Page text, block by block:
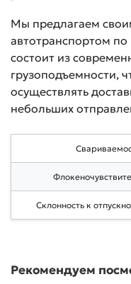
Мы предлагаем
автотранспортом
состоит из
грузоподъемности,
осуществлять
небольших
Склонность к
Рекомендуем